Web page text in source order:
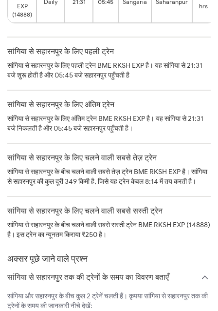
EXP
(14888)
Daily 21:31 05:45 Sangaria Saharanpur
hrs
सांगिया से सहारनपुर के लिए पहली ट्रेन
सांगिया से सहारनपुर के लिए पहली ट्रेन BME RKSH EXP है। यह सांगिया से 21:31
बजे शुरू होती है और 05:45 बजे सहारनपुर पहुँचती है
सांगिया से सहारनपुर के लिए अंतिम ट्रेन
सांगिया से सहारनपुर के लिए अंतिम ट्रेन BME RKSH EXP है। यह सांगिया से 21:31
बजे निकलती है और 05:45 बजे सहारनपुर पहुँचती है।
सांगिया से सहारनपुर के लिए चलने वाली सबसे तेज़ ट्रेन
सांगिया से सहारनपुर के बीच चलने वाली सबसे तेज़ ट्रेन BME RKSH EXP है। सांगिया
से सहारनपुर की कुल दूरी 349 किमी है, जिसे यह ट्रेन केवल 8:14 में तय करती है।
सांगिया से सहारनपुर के लिए चलने वाली सबसे सस्ती ट्रेन
सांगिया से सहारनपुर के बीच चलने वाली सबसे सस्ती ट्रेन BME RKSH EXP (14888)
है। इस ट्रेन का न्यूनतम किराया ₹250 है।
अक्सर पूछे जाने वाले प्रश्न
सांगिया से सहारनपुर तक की ट्रेनों के समय का विवरण बताएँ
सांगिया और सहारनपुर के बीच कुल 2 ट्रेनें चलती हैं। कृपया सांगिया से सहारनपुर तक की
ट्रेनों के समय की जानकारी नीचे देखें: